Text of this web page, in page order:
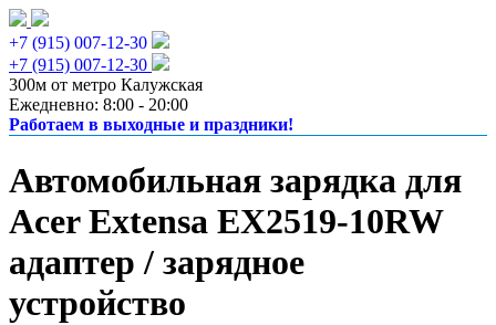
+7 (915) 007-12-30
+7 (915) 007-12-30
300м от метро Калужская
Ежедневно: 8:00 - 20:00
Работаем в выходные и праздники!
Автомобильная зарядка для
Acer Extensa EX2519-10RW
адаптер / зарядное
устройство